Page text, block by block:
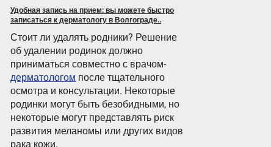
Удобная запись на прием: вы можете быстро
записаться к дерматологу в Волгограде..
Стоит ли удалять родники? Решение
об удалении родинок должно
приниматься совместно с врачом-
дерматологом после тщательного
осмотра и консультации. Некоторые
родинки могут быть безобидными, но
некоторые могут представлять риск
развития меланомы или других видов
рака кожи.